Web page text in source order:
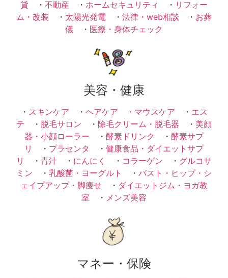
貸 ・ 不動産 ・ ホームセキュリティ ・ リフォー
ム・改装 ・ 太陽光発電 ・ 法律・web相談 ・ お葬
儀 ・ 医療・身体チェック
美容・健康
・ スキンケア ・ ヘアケア ・ マウスケア ・ エス
テ ・ 脱毛サロン ・ 除毛クリーム・脱毛器 ・ 美顔
器・小顔ローラー ・ 酵素ドリンク ・ 酵素サプ
リ
・ プラセンタ ・ 健康食品・ダイエットサプ
リ
・ 青汁 ・ にんにく ・ コラーゲン ・ グルコサ
ミン ・ 乳酸菌・ヨーグルト ・ バスト・ヒップ・シ
ェイプアップ・脚痩せ ・ ダイエットジム・ヨガ教
室 ・ メンズ美容
マネー・保険